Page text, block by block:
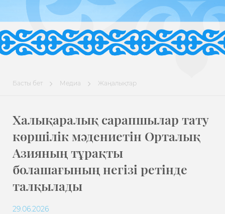
Басты бет Медиа Жаңалықтар
Халықаралық сарапшылар тату
көршілік мәдениетін Орталық
Азияның тұрақты
болашағының негізі ретінде
талқылады
29.06.2026